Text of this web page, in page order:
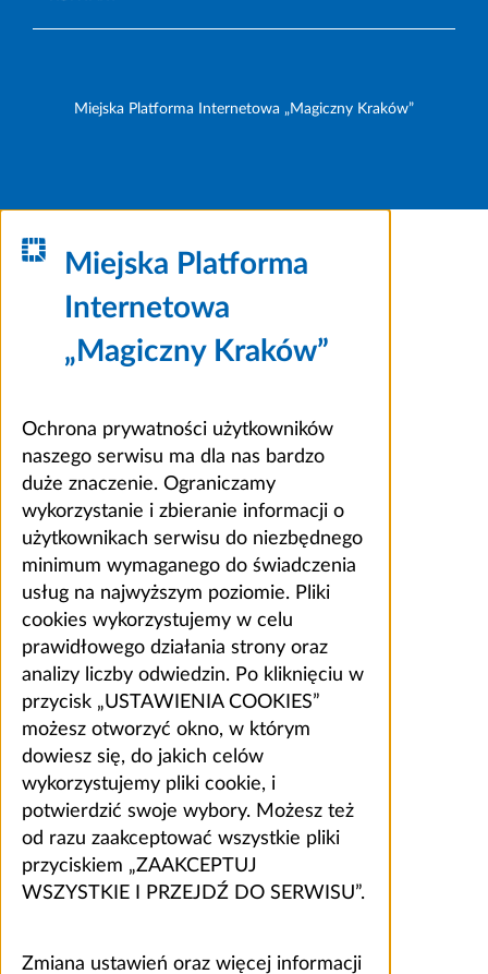
Miejska Platforma Internetowa „Magiczny Kraków”
Miejska Platforma
Internetowa
„Magiczny Kraków”
Ochrona prywatności użytkowników
naszego serwisu ma dla nas bardzo
duże znaczenie. Ograniczamy
wykorzystanie i zbieranie informacji o
użytkownikach serwisu do niezbędnego
minimum wymaganego do świadczenia
usług na najwyższym poziomie. Pliki
cookies wykorzystujemy w celu
prawidłowego działania strony oraz
analizy liczby odwiedzin. Po kliknięciu w
przycisk „USTAWIENIA COOKIES”
możesz otworzyć okno, w którym
dowiesz się, do jakich celów
wykorzystujemy pliki cookie, i
potwierdzić swoje wybory. Możesz też
od razu zaakceptować wszystkie pliki
przyciskiem „ZAAKCEPTUJ
WSZYSTKIE I PRZEJDŹ DO SERWISU”.
Zmiana ustawień oraz więcej informacji